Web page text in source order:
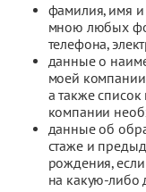
фамилия, имя и
мною любых
телефона,
данные о
моей компании,
а также
компании
данные об
стаже и
рождения,
на какую-либо